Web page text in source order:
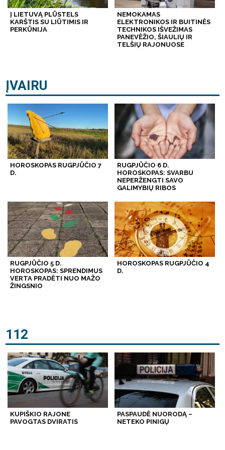
Į LIETUVĄ PLŪSTELS
KARŠTIS SU LIŪTIMIS IR
PERKŪNIJA
NEMOKAMAS
ELEKTRONIKOS IR BUITINĖS
TECHNIKOS IŠVEŽIMAS
PANEVĖŽIO, ŠIAULIŲ IR
TELŠIŲ RAJONUOSE
ĮVAIRU
HOROSKOPAS RUGPJŪČIO 7
D.
RUGPJŪČIO 6 D.
HOROSKOPAS: SVARBU
NEPERŽENGTI SAVO
GALIMYBIŲ RIBOS
RUGPJŪČIO 5 D.
HOROSKOPAS: SPRENDIMUS
VERTA PRADĖTI NUO MAŽO
ŽINGSNIO
HOROSKOPAS RUGPJŪČIO 4
D.
112
KUPIŠKIO RAJONE
PAVOGTAS DVIRATIS
PASPAUDĖ NUORODĄ –
NETEKO PINIGŲ